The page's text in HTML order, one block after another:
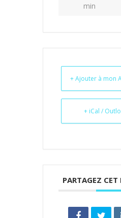
min
+ Ajouter à mon
+ iCal /
PARTAGEZ